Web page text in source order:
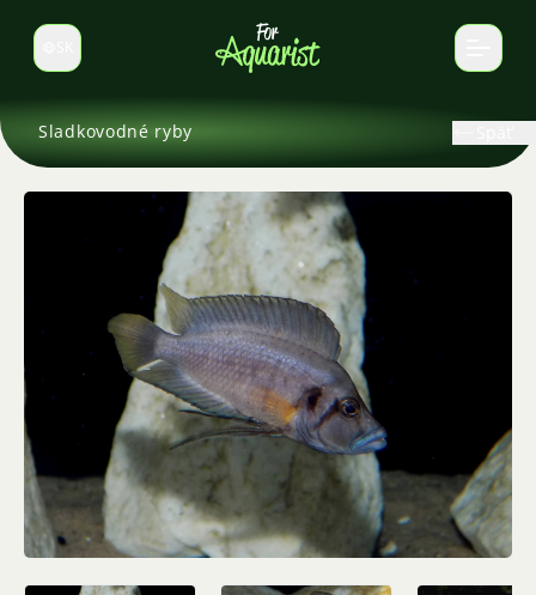
Prepnúť jazyk
Sladkovodné ryby